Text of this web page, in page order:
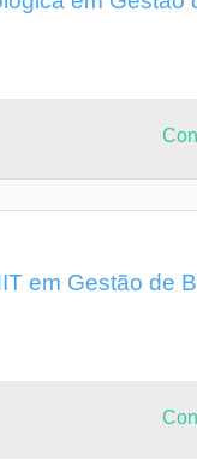
em Gestão de